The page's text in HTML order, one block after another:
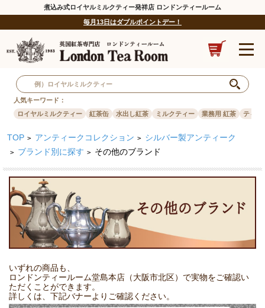
煮込み式ロイヤルミルクティー発祥店 ロンドンティールーム
毎月13日はダブルポイントデー！
人気キーワード：
ロイヤルミルクティー
紅茶缶 水出し紅茶 ミルクティー 業務用 紅茶 ティー
TOP > アンティークコレクション > シルバー製アンティーク
> ブランド別に探す > その他のブランド
いずれの商品も、
ロンドンティールーム堂島本店（大阪市北区）で実物をご確認い
ただくことができます。
詳しくは、下記バナーよりご確認ください。